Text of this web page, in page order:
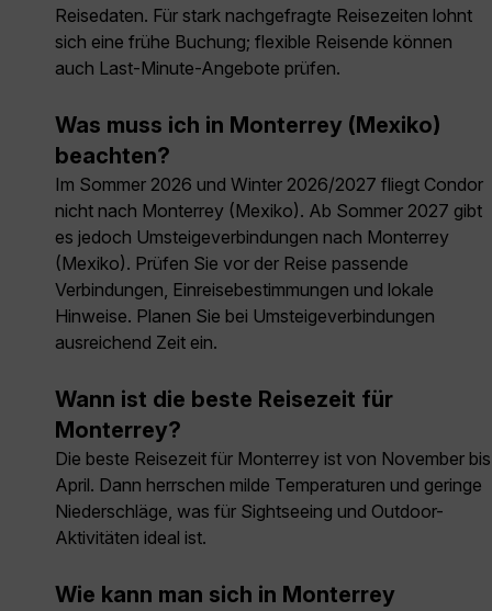
Reisedaten. Für stark nachgefragte Reisezeiten lohnt
sich eine frühe Buchung; flexible Reisende können
auch Last-Minute-Angebote prüfen.
Was muss ich in Monterrey (Mexiko)
beachten?
Im Sommer 2026 und Winter 2026/2027 fliegt Condor
nicht nach Monterrey (Mexiko). Ab Sommer 2027 gibt
es jedoch Umsteigeverbindungen nach Monterrey
(Mexiko). Prüfen Sie vor der Reise passende
Verbindungen, Einreisebestimmungen und lokale
Hinweise. Planen Sie bei Umsteigeverbindungen
ausreichend Zeit ein.
Wann ist die beste Reisezeit für
Monterrey?
Die beste Reisezeit für Monterrey ist von November bis
April. Dann herrschen milde Temperaturen und geringe
Niederschläge, was für Sightseeing und Outdoor-
Aktivitäten ideal ist.
Wie kann man sich in Monterrey